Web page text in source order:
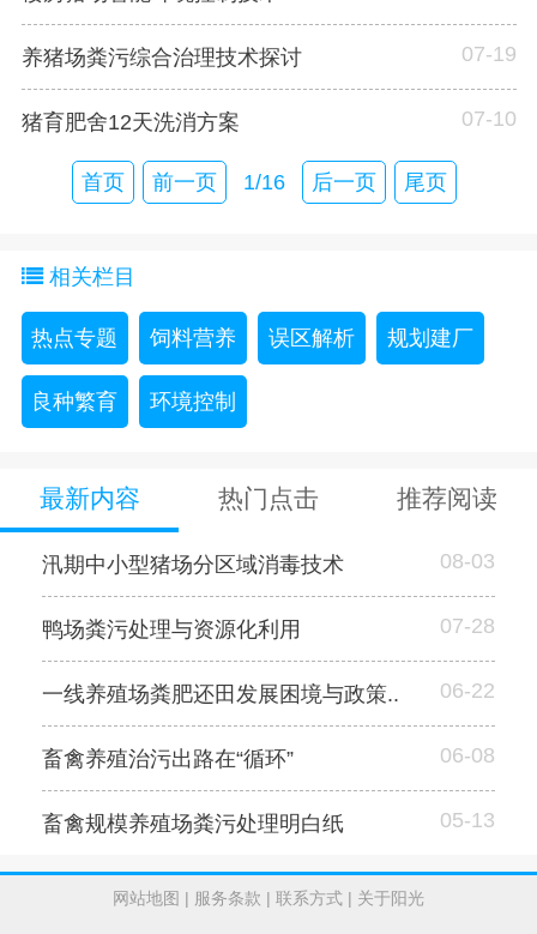
养猪场粪污综合治理技术探讨 07-19
猪育肥舍12天洗消方案 07-10
首页 前一页 1/16 后一页 尾页
相关栏目
热点专题 饲料营养 误区解析 规划建厂
良种繁育 环境控制
最新内容 热门点击 推荐阅读
汛期中小型猪场分区域消毒技术 08-03
鸭场粪污处理与资源化利用 07-28
一线养殖场粪肥还田发展困境与政策.. 06-22
畜禽养殖治污出路在“循环” 06-08
畜禽规模养殖场粪污处理明白纸 05-13
网站地图 | 服务条款 | 联系方式 | 关于阳光